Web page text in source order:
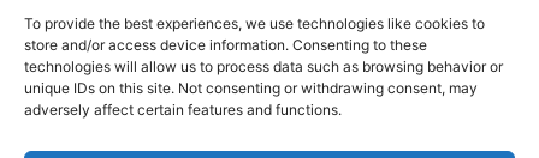
To provide the best experiences, we use technologies like cookies to
store and/or access device information. Consenting to these
technologies will allow us to process data such as browsing behavior or
unique IDs on this site. Not consenting or withdrawing consent, may
adversely affect certain features and functions.
SABATO 15 AGOSTO E DOMENICA 16 AGOSTO: CHIUSO
ORARIO ESTIVO LUGLIO E AGOSTO
FERIALI 8:30-13:00 / 15:00-19:00